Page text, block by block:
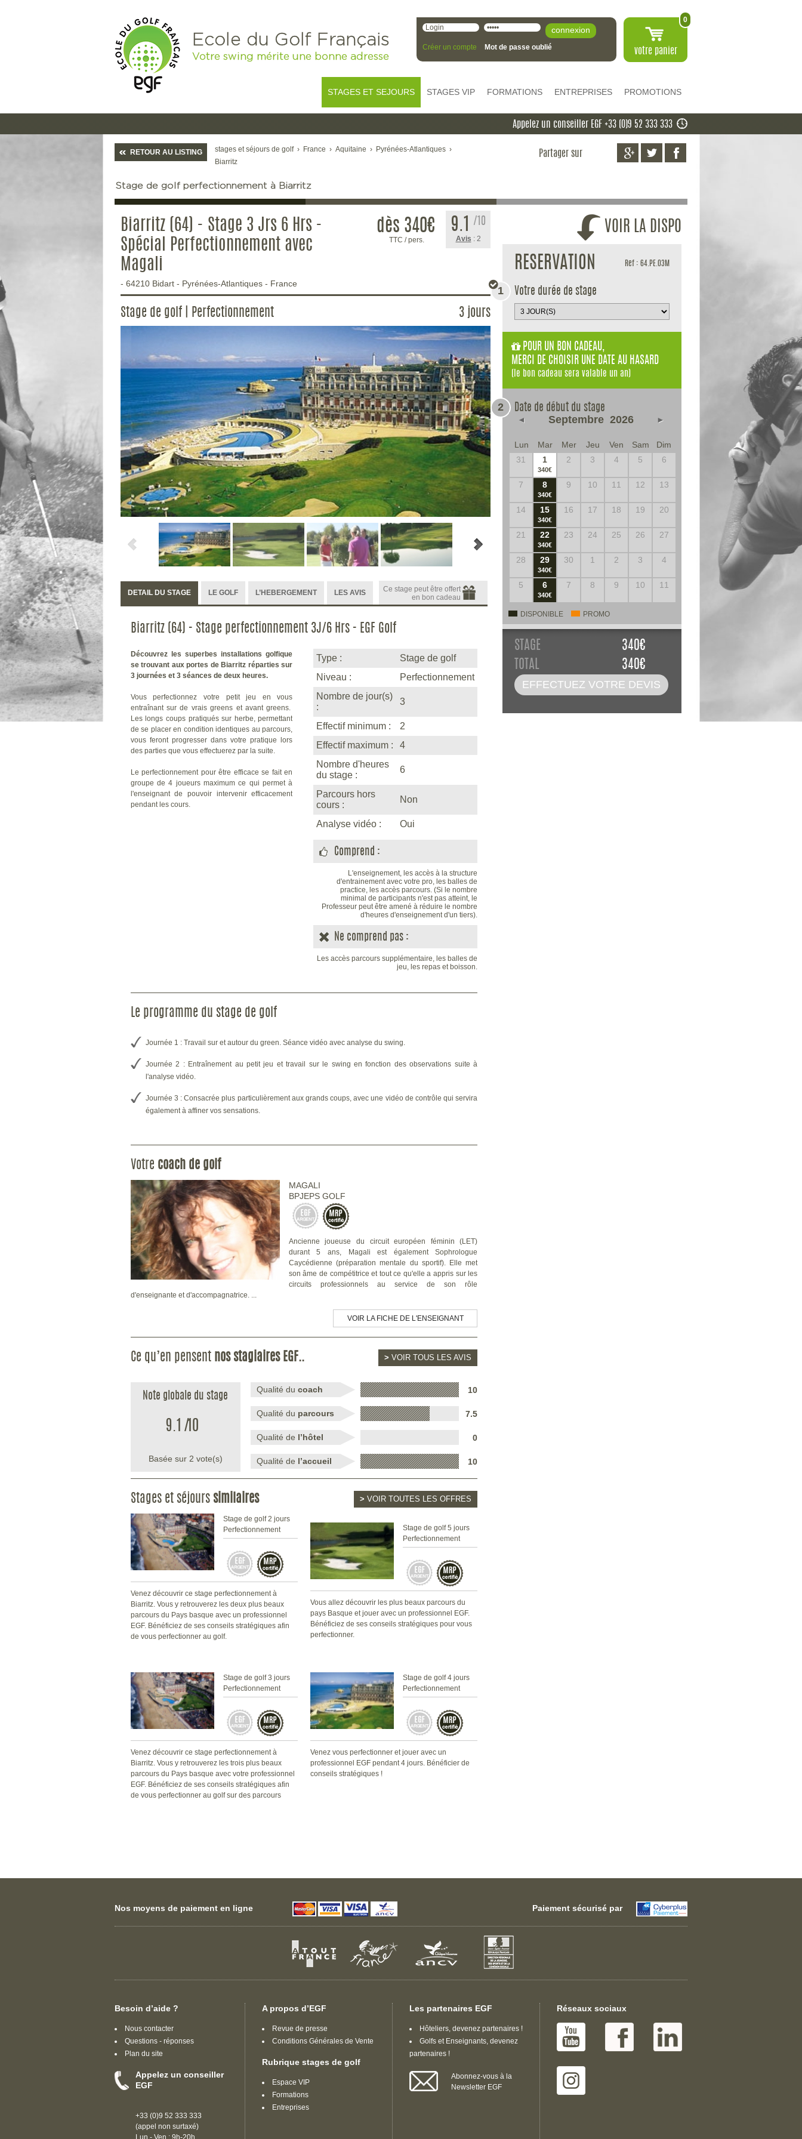
Ecole du Golf Français
Votre swing mérite une bonne adresse
Créer un compte Mot de passe oublié votre panier
0
STAGES ET SEJOURS STAGES VIP FORMATIONS ENTREPRISES PROMOTIONS
Appelez un conseiller EGF +33 (0)9 52 333 333
RETOUR AU LISTING stages et séjours de golf › France › Aquitaine › Pyrénées-Atlantiques ›
Biarritz
Stage de golf perfectionnement à Biarritz
Partager sur
Biarritz (64) - Stage 3 Jrs 6 Hrs -
Spécial Perfectionnement avec
Magali
- 64210 Bidart - Pyrénées-Atlantiques - France
dès 340€
TTC / pers.
9.1 /10
Avis : 2
Stage de golf | Perfectionnement 3 jours
Ce stage peut être offert
en bon cadeau
DETAIL DU STAGE LE GOLF L’HEBERGEMENT LES AVIS
Biarritz (64) - Stage perfectionnement 3J/6 Hrs - EGF Golf
Type :
Stage de golf
Niveau :
Perfectionnement
Nombre de jour(s)
:
3
Effectif minimum :
2
Effectif maximum :
4
Nombre d'heures
du stage :
6
Parcours hors
cours :
Non
Analyse vidéo : Oui
Comprend :
L'enseignement, les accès à la structure
d'entrainement avec votre pro, les balles de
practice, les accès parcours. (Si le nombre
minimal de participants n'est pas atteint, le
Professeur peut être amené à réduire le nombre
d'heures d'enseignement d'un tiers).
Ne comprend pas :
Les accès parcours supplémentaire, les balles de
jeu, les repas et boisson.
Découvrez les superbes installations golfique
se trouvant aux portes de Biarritz réparties sur
3 journées et 3 séances de deux heures.
Vous perfectionnez votre petit jeu en vous
entraînant sur de vrais greens et avant greens.
Les longs coups pratiqués sur herbe, permettant
de se placer en condition identiques au parcours,
vous feront progresser dans votre pratique lors
des parties que vous effectuerez par la suite.
Le perfectionnement pour être efficace se fait en
groupe de 4 joueurs maximum ce qui permet à
l'enseignant de pouvoir intervenir efficacement
pendant les cours.
Le programme du stage de golf
Journée 1 : Travail sur et autour du green. Séance vidéo avec analyse du swing.
Journée 2 : Entraînement au petit jeu et travail sur le swing en fonction des observations suite à
l'analyse vidéo.
Journée 3 : Consacrée plus particulièrement aux grands coups, avec une vidéo de contrôle qui servira
également à affiner vos sensations.
Votre coach de golf
MAGALI
BPJEPS GOLF
Ancienne joueuse du circuit européen féminin (LET)
durant 5 ans, Magali est également Sophrologue
Caycédienne (préparation mentale du sportif). Elle met
son âme de compétitrice et tout ce qu'elle a appris sur les
circuits professionnels au service de son rôle
d'enseignante et d'accompagnatrice. ...
VOIR LA FICHE DE L'ENSEIGNANT
Ce qu’en pensent nos stagiaires EGF.. > VOIR TOUS LES AVIS
Note globale du stage
9.1 /
10
Basée sur 2 vote(s)
Qualité ducoach 10
Qualité du parcours 7.5
Qualité de l’hôtel 0
Qualité de l’accueil 10
Stages et séjours similaires > VOIR TOUTES LES OFFRES
Stage de golf 2 jours
Perfectionnement
Venez découvrir ce stage perfectionnement à
Biarritz. Vous y retrouverez les deux plus beaux
parcours du Pays basque avec un professionnel
EGF. Bénéficiez de ses conseils stratégiques afin
de vous perfectionner au golf.
Stage de golf 5 jours
Perfectionnement
Vous allez découvrir les plus beaux parcours du
pays Basque et jouer avec un professionnel EGF.
Bénéficiez de ses conseils stratégiques pour vous
perfectionner.
Stage de golf 3 jours
Perfectionnement
Venez découvrir ce stage perfectionnement à
Biarritz. Vous y retrouverez les trois plus beaux
parcours du Pays basque avec votre professionnel
EGF. Bénéficiez de ses conseils stratégiques afin
de vous perfectionner au golf sur des parcours
Stage de golf 4 jours
Perfectionnement
Venez vous perfectionner et jouer avec un
professionnel EGF pendant 4 jours. Bénéficier de
conseils stratégiques !
VOIR LA DISPO
RESERVATION Ref : 64.PE.03M
1 Votre durée de stage
POUR UN BON CADEAU,
MERCI DE CHOISIR UNE DATE AU HASARD
(le bon cadeau sera valable un an)
2 Date de début du stage
◄ Septembre 2026 ►
Lun Mar Mer Jeu Ven Sam
Dim
31
1
340€
2 3 4 5 6
7 8
340€
9 10 11 12 13
14 15
340€
16 17 18 19 20
21 22
340€
23 24 25 26 27
28 29
340€
30 1 2 3 4
5 6
340€
7 8 9 10 11
DISPONIBLE PROMO
STAGE 340€
TOTAL
340€
Nos moyens de paiement en ligne Paiement sécurisé par
Besoin d’aide ?
Nous contacter
Questions - réponses
Plan du site
Appelez un conseiller
EGF
+33 (0)9 52 333 333
(appel non surtaxé)
Lun - Ven : 9h-20h
A propos d’EGF
Revue de presse
Conditions Générales de Vente
Rubrique stages de golf
Espace VIP
Formations
Entreprises
Les partenaires EGF
Hôteliers, devenez partenaires !
Golfs et Enseignants, devenez
partenaires !
Abonnez-vous à la
Newsletter EGF
Réseaux sociaux